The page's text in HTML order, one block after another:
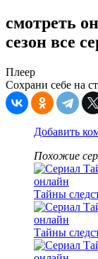
смотреть
сезон все
Плеер
Сохрани себе на
Добавить
Похожие
Тайны
Тайны